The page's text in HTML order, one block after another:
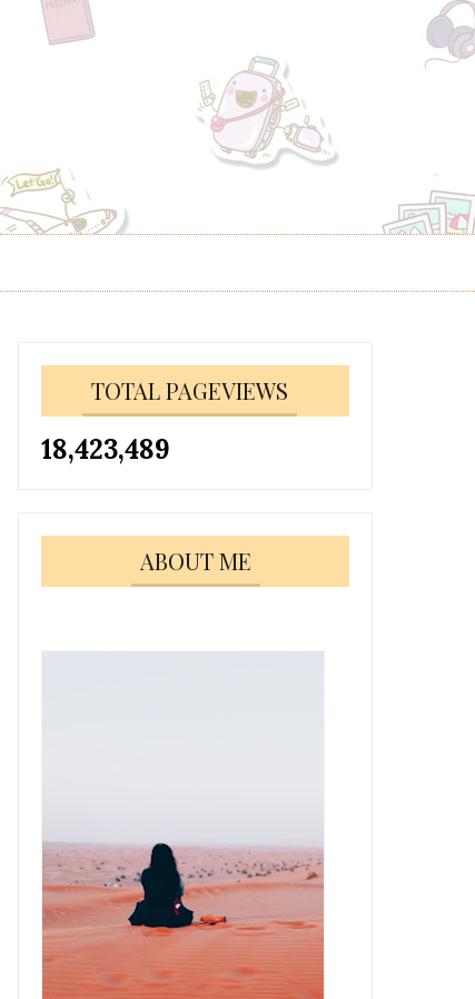
TOTAL PAGEVIEWS
18,423,489
ABOUT ME